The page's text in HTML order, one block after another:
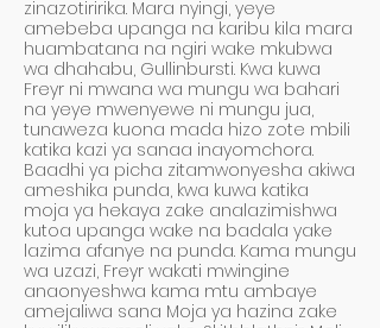
zinazotiririka. Mara nyingi, yeye
amebeba upanga na karibu kila mara
huambatana na ngiri wake mkubwa
wa dhahabu, Gullinbursti. Kwa kuwa
Freyr ni mwana wa mungu wa bahari
na yeye mwenyewe ni mungu jua,
tunaweza kuona mada hizo zote mbili
katika kazi ya sanaa inayomchora.
Baadhi ya picha zitamwonyesha akiwa
ameshika punda, kwa kuwa katika
moja ya hekaya zake analazimishwa
kutoa upanga wake na badala yake
lazima afanye na punda. Kama mungu
wa uzazi, Freyr wakati mwingine
anaonyeshwa kama mtu ambaye
amejaliwa sana Moja ya hazina zake